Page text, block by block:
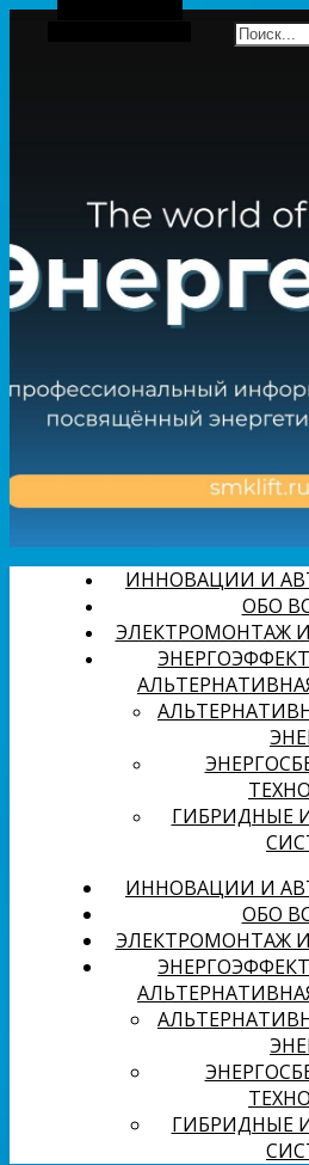
Боковая панель
ИННОВАЦИИ И
ОБО
ЭЛЕКТРОМОНТАЖ
ГИБРИДНЫЕ
ИННОВАЦИИ И
ОБО
ЭЛЕКТРОМОНТАЖ
ГИБРИДНЫЕ